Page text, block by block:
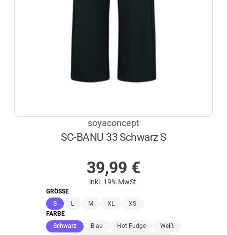
soyaconcept
SC-BANU 33 Schwarz S
39,99 €
inkl. 19% MwSt.
GRÖSSE
S(ausgewählt)
L M XL
XS
FARBE
Schwarz(ausgewählt)
Blau Hot Fudge Weiß